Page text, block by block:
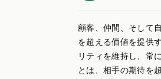
顧客、仲間、そして
を超える価値を提供
リティを維持し、常
とは、相手の期待を